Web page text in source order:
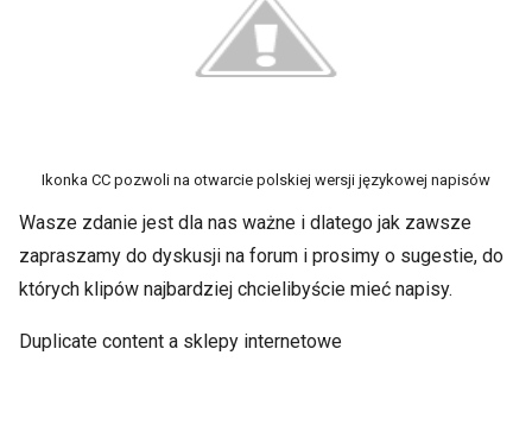
Ikonka CC pozwoli na otwarcie polskiej wersji językowej napisów
Wasze zdanie jest dla nas ważne i dlatego jak zawsze
zapraszamy do dyskusji na forum i prosimy o sugestie, do
których klipów najbardziej chcielibyście mieć napisy.
Duplicate content a sklepy internetowe